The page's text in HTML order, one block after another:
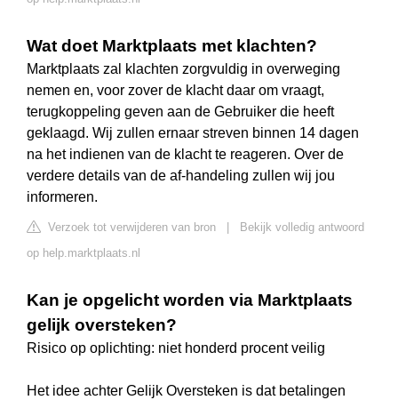
Wat doet Marktplaats met klachten?
Marktplaats zal klachten zorgvuldig in overweging
nemen en, voor zover de klacht daar om vraagt,
terugkoppeling geven aan de Gebruiker die heeft
geklaagd. Wij zullen ernaar streven binnen 14 dagen
na het indienen van de klacht te reageren. Over de
verdere details van de af-handeling zullen wij jou
informeren.
Verzoek tot verwijderen van bron
Bekijk volledig antwoord
op help.marktplaats.nl
Kan je opgelicht worden via Marktplaats
gelijk oversteken?
Risico op oplichting: niet honderd procent veilig
Het idee achter Gelijk Oversteken is dat betalingen